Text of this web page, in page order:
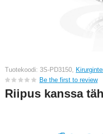
Tuotekoodi: 3S-PD3150,
Be the first to review
Riipus kanssa